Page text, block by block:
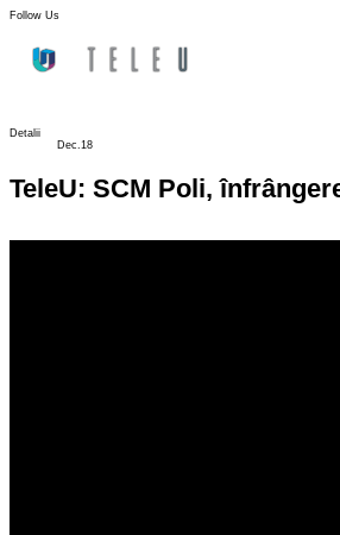
Follow Us
Detalii
Dec.18
TeleU: SCM Poli,